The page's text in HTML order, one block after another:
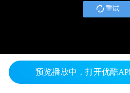
重试
预览播放中，打开优酷